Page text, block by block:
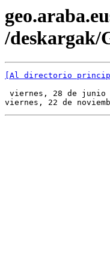
/deskargak/
[Al directorio
viernes, 28 de
viernes, 22 de